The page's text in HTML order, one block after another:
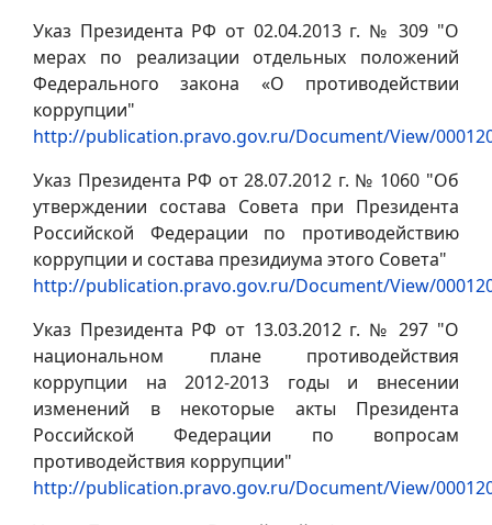
Указ Президента РФ от 02.04.2013 г. № 309 "О
мерах по реализации отдельных положений
Федерального закона «О противодействии
коррупции"
http://publication.pravo.gov.ru/Document/View/
Указ Президента РФ от 28.07.2012 г. № 1060 "Об
утверждении состава Совета при Президента
Российской Федерации по противодействию
коррупции и состава президиума этого Совета"
http://publication.pravo.gov.ru/Document/View/
Указ Президента РФ от 13.03.2012 г. № 297 "О
национальном плане противодействия
коррупции на 2012-2013 годы и внесении
изменений в некоторые акты Президента
Российской Федерации по вопросам
противодействия коррупции"
http://publication.pravo.gov.ru/Document/View/